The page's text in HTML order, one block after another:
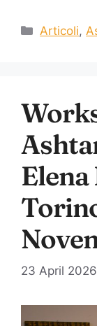
Articoli,
23 April 2026